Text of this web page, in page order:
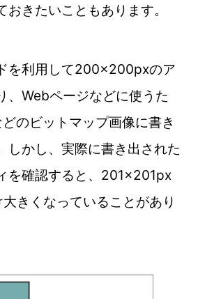
おきたいこともあります。
を利用して200×200pxのア
、Webページなどに使うた
のビットマップ画像に書き
しかし、実際に書き出された
を確認すると、201×201px
きくなっていることがあり